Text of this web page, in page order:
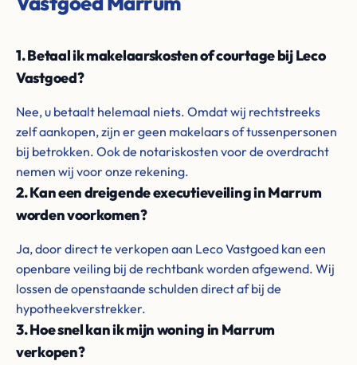
1. Betaal ik makelaarskosten of courtage bij Leco
Vastgoed?
Nee, u betaalt helemaal niets. Omdat wij rechtstreeks
zelf aankopen, zijn er geen makelaars of tussenpersonen
bij betrokken. Ook de notariskosten voor de overdracht
nemen wij voor onze rekening.
2. Kan een dreigende executieveiling in Marrum
worden voorkomen?
Ja, door direct te verkopen aan Leco Vastgoed kan een
openbare veiling bij de rechtbank worden afgewend. Wij
lossen de openstaande schulden direct af bij de
hypotheekverstrekker.
3. Hoe snel kan ik mijn woning in Marrum
verkopen?